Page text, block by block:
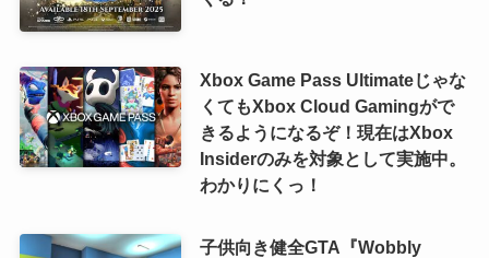
Xbox Game Pass Ultimateじゃな
くてもXbox Cloud Gamingがで
きるようになるぞ！現在はXbox
Insiderのみを対象として実施中。
わかりにくっ！
子供向き健全GTA『Wobbly